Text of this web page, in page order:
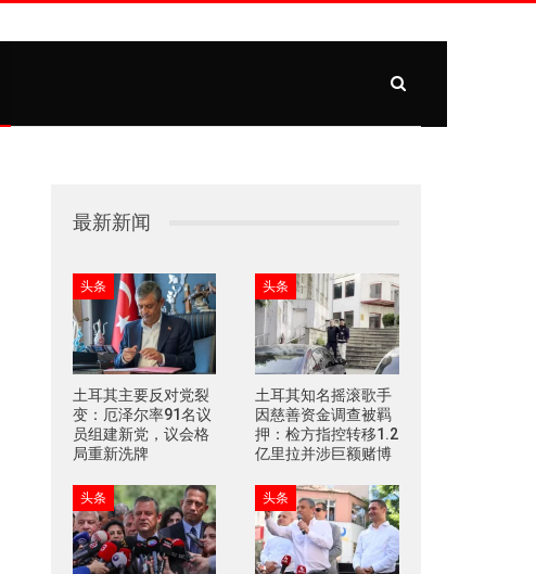
最新新闻
头条
土耳其主要反对党裂
变：厄泽尔率91名议
员组建新党，议会格
局重新洗牌
头条
土耳其知名摇滚歌手
因慈善资金调查被羁
押：检方指控转移1.2
亿里拉并涉巨额赌博
头条 头条